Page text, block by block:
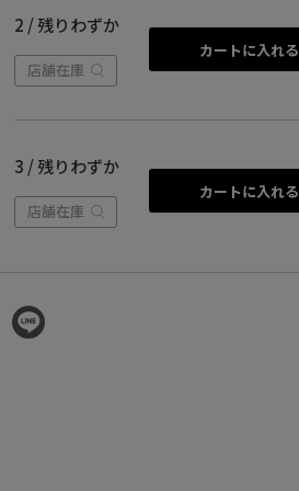
2 / 残りわずか
店舗在庫
カートに入れる
3 / 残りわずか
店舗在庫
カートに入れる